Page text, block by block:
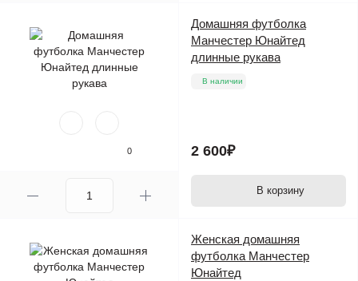
0
Домашняя футболка
Манчестер Юнайтед
длинные рукава
В наличии
2 600₽
В корзину
Женская домашняя
футболка Манчестер
Юнайтед